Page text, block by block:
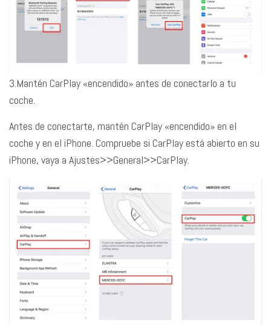
3.Mantén CarPlay «encendido» antes de conectarlo a tu
coche.
Antes de conectarte, mantén CarPlay «encendido» en el
coche y en el iPhone. Compruebe si CarPlay está abierto en su
iPhone, vaya a Ajustes>>General>>CarPlay.